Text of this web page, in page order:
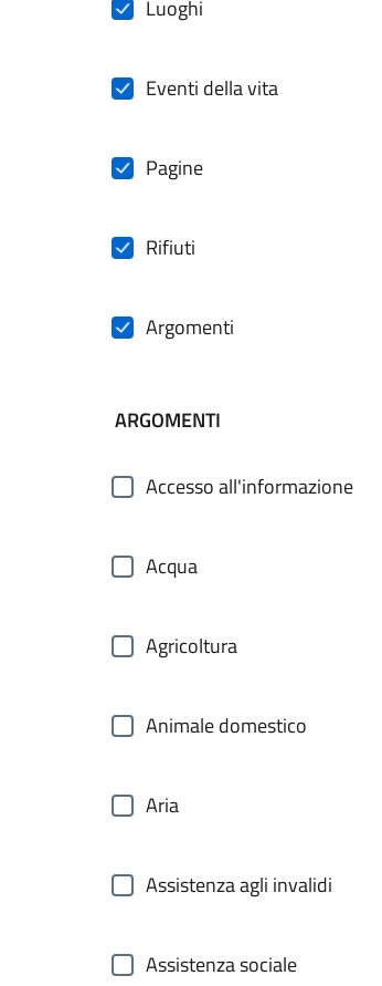
Luoghi
Eventi della vita
Pagine
Rifiuti
Argomenti
ARGOMENTI
Accesso all'informazione
Acqua
Agricoltura
Animale domestico
Aria
Assistenza agli invalidi
Assistenza sociale